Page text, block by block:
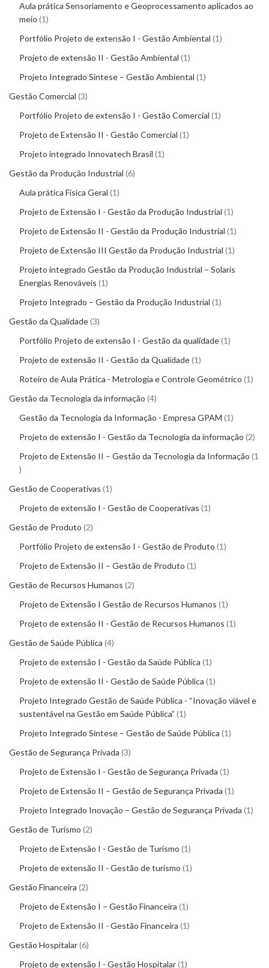
Aula prática Sensoriamento e Geoprocessamento aplicados ao
meio 1
Portfólio Projeto de extensão I - Gestão Ambiental 1
Projeto de extensão II - Gestão Ambiental 1
Projeto Integrado Síntese – Gestão Ambiental 1
Gestão Comercial 3
Portfólio Projeto de extensão I - Gestão Comercial 1
Projeto de Extensão II - Gestão Comercial 1
Projeto integrado Innovatech Brasil 1
Gestão da Produção Industrial 6
Aula prática Física Geral 1
Projeto de Extensão I - Gestão da Produção Industrial 1
Projeto de Extensão II - Gestão da Produção Industrial 1
Projeto de Extensão III Gestão da Produção Industrial 1
Projeto integrado Gestão da Produção Industrial – Solaris
Energias Renováveis 1
Projeto Integrado – Gestão da Produção Industrial 1
Gestão da Qualidade 3
Portfólio Projeto de extensão I - Gestão da qualidade 1
Projeto de extensão II - Gestão da Qualidade 1
Roteiro de Aula Prática - Metrologia e Controle Geométrico 1
Gestão da Tecnologia da informação 4
Gestão da Tecnologia da Informação - Empresa GPAM 1
Projeto de extensão I - Gestão da Tecnologia da informação 2
Projeto de Extensão II – Gestão da Tecnologia da Informação 1
Gestão de Cooperativas 1
Projeto de extensão I - Gestão de Cooperativas 1
Gestão de Produto 2
Portfólio Projeto de extensão I - Gestão de Produto 1
Projeto de Extensão II – Gestão de Produto 1
Gestão de Recursos Humanos 2
Projeto de Extensão I Gestão de Recursos Humanos 1
Projeto de extensão II - Gestão de Recursos Humanos 1
Gestão de Saúde Pública 4
Projeto de extensão I - Gestão da Saúde Pública 1
Projeto de extensão II - Gestão de Saúde Pública 1
Projeto Integrado Gestão de Saúde Pública - “Inovação viável e
sustentável na Gestão em Saúde Pública” 1
Projeto Integrado Síntese – Gestão de Saúde Pública 1
Gestão de Segurança Privada 3
Projeto de Extensão I - Gestão de Segurança Privada 1
Projeto de Extensão II – Gestão de Segurança Privada 1
Projeto Integrado Inovação – Gestão de Segurança Privada 1
Gestão de Turismo 2
Projeto de Extensão I - Gestão de Turismo 1
Projeto de extensão II - Gestão de turismo 1
Gestão Financeira 2
Projeto de Extensão I – Gestão Financeira 1
Projeto de Extensão II - Gestão Financeira 1
Gestão Hospitalar 6
Projeto de extensão I - Gestão Hospitalar 1